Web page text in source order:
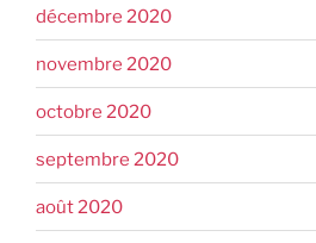
décembre 2020
novembre 2020
octobre 2020
septembre 2020
août 2020